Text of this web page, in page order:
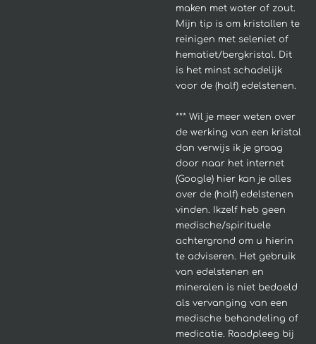
maken met water of zout.
Mijn tip is om kristallen te
reinigen met seleniet of
hematiet/bergkristal. Dit
is het minst schadelijk
voor de (half) edelstenen.
*** Wil je meer weten over
de werking van een kristal
dan verwijs ik je graag
door naar het internet
(Google) hier kan je alles
over de (half) edelstenen
vinden. Ikzelf heb geen
medische/spirituele
achtergrond om u hierin
te adviseren. Het gebruik
van edelstenen en
mineralen is niet bedoeld
als vervanging van een
medische behandeling of
medicatie. Raadpleeg bij